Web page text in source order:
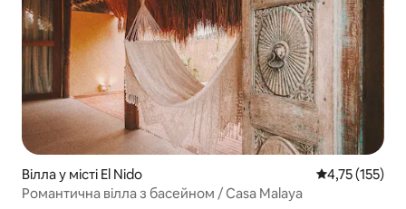
Вілла у місті El Nido Середня
4,75 (155)
Романтична вілла з басейном / Casa Malaya